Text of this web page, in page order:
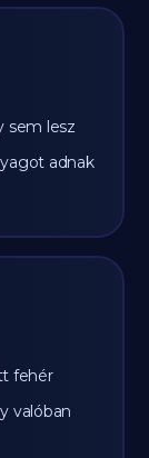
sem lesz
adnak
fehér
valóban